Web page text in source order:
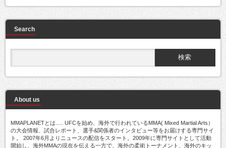
Search
About us
MMAPLANETとは..... UFCを始め、海外で行われているMMA( Mixed Martial Arts）
の大会情報、試合レポート、選手&関係者のインタビュー等をお届けする専門サイ
ト。 2007年6月よりニュースの配信をスタート。2009年に専門サイトとして活動
開始し、海外MMAの現在を伝える一方で、海外の柔術トーナメント、海外のキッ